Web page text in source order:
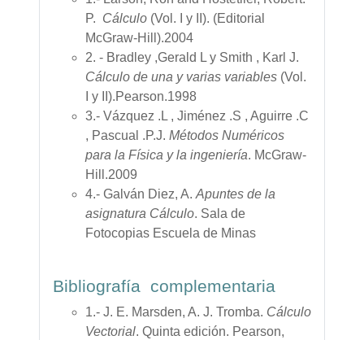
P. Cálculo (Vol. I y II). (Editorial
McGraw-Hill).2004
2. - Bradley ,Gerald L y Smith , Karl J.
Cálculo de una y varias variables (Vol.
I y II).Pearson.1998
3.- Vázquez .L , Jiménez .S , Aguirre .C
, Pascual .P.J. Métodos Numéricos
para la Física y la ingeniería. McGraw-
Hill.2009
4.- Galván Diez, A. Apuntes de la
asignatura Cálculo. Sala de
Fotocopias Escuela de Minas
Bibliografía complementaria
1.- J. E. Marsden, A. J. Tromba. Cálculo
Vectorial. Quinta edición. Pearson,